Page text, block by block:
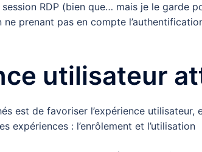
session RDP (bien que… mais je le garde
prenant pas en compte
utilisateur
est de favoriser l’expérience utilisateur,
expériences : l’enrôlement et l’utilisation